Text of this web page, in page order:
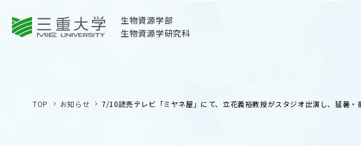
三重大学
生物資源学部
生物資源学研究科
生物資源学研究科
TOP お知らせ 7/10読売テレビ「ミヤネ屋」にて、立花義裕教授がスタジオ出演し、猛暑